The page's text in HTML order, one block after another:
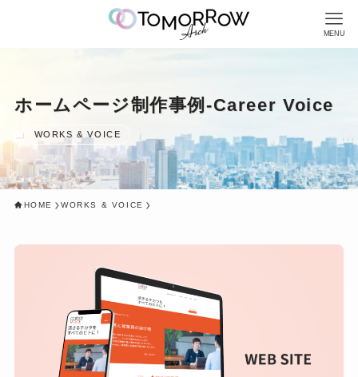
MENU
ホームページ制作事例-Career Voice
WORKS & VOICE
HOME WORKS & VOICE